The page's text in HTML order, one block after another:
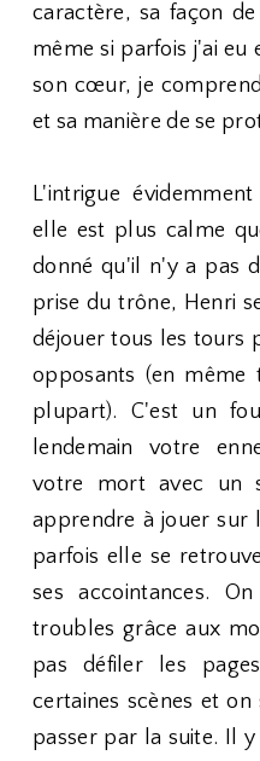
caractère, sa façon
même si parfois j'ai eu
son cœur, je
et sa manière de se
L'intrigue
elle est plus calme
donné qu'il n'y a pas
prise du trône, Henri
déjouer tous les tours
opposants (en
plupart). C'est un
lendemain votre
votre mort avec un
apprendre à jouer sur
parfois elle se
ses accointances.
troubles grâce aux
pas défiler les
certaines scènes et
passer par la suite. Il